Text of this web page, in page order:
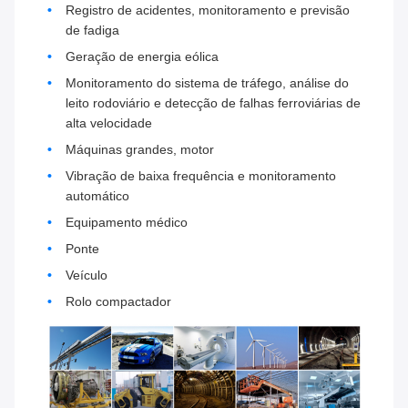
Registro de acidentes, monitoramento e previsão
de fadiga
Geração de energia eólica
Monitoramento do sistema de tráfego, análise do
leito rodoviário e detecção de falhas ferroviárias de
alta velocidade
Máquinas grandes, motor
Vibração de baixa frequência e monitoramento
automático
Equipamento médico
Ponte
Veículo
Rolo compactador